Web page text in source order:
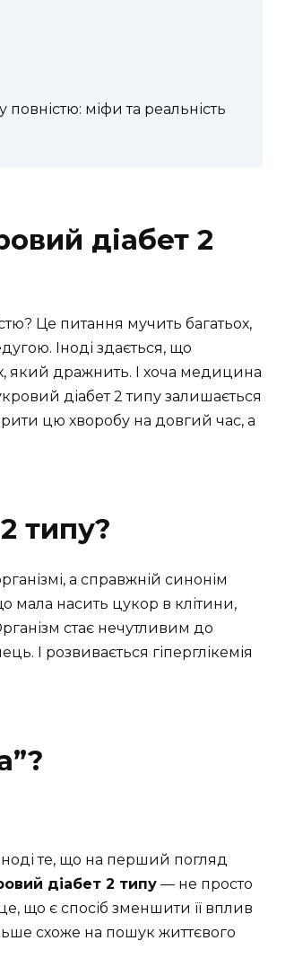
міфи та реальність
діабет 2
Це питання мучить багатьох,
Іноді здається, що
який дражнить. І хоча медицина
діабет 2 типу залишається
цю хворобу на довгий час, а
типу?
а справжній синонім
мала насить цукор в клітини,
стає нечутливим до
І розвивається гіперглікемія
те, що на перший погляд
діабет 2 типу — не просто
що є спосіб зменшити її вплив
схоже на пошук життєвого